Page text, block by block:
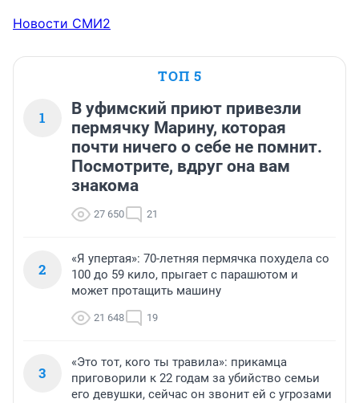
Новости СМИ2
ТОП 5
1
В уфимский приют привезли
пермячку Марину, которая
почти ничего о себе не помнит.
Посмотрите, вдруг она вам
знакома
27 650 21
2
«Я упертая»: 70-летняя пермячка похудела со
100 до 59 кило, прыгает с парашютом и
может протащить машину
21 648 19
3
«Это тот, кого ты травила»: прикамца
приговорили к 22 годам за убийство семьи
его девушки, сейчас он звонит ей с угрозами